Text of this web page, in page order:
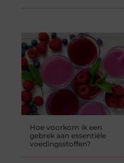
Hoe voorkom ik een
gebrek aan essentiële
voedingsstoffen?